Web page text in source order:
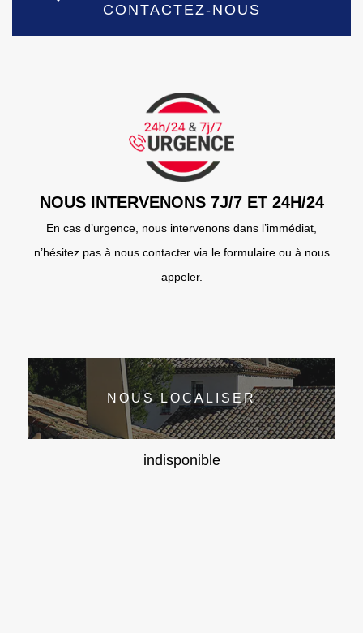
CONTACTEZ-NOUS
NOUS INTERVENONS 7J/7 ET 24H/24
En cas d’urgence, nous intervenons dans l’immédiat,
n’hésitez pas à nous contacter via le formulaire ou à nous
appeler.
NOUS LOCALISER
indisponible